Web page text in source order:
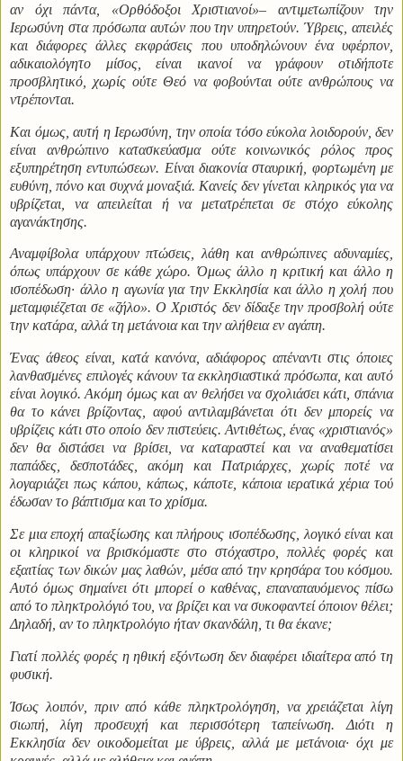
αν όχι πάντα, «Ορθόδοξοι Χριστιανοί»– αντιμετωπίζουν την
Ιερωσύνη στα πρόσωπα αυτών που την υπηρετούν. Ύβρεις, απειλές
και διάφορες άλλες εκφράσεις που υποδηλώνουν ένα υφέρπον,
αδικαιολόγητο μίσος, είναι ικανοί να γράφουν οτιδήποτε
προσβλητικό, χωρίς ούτε Θεό να φοβούνται ούτε ανθρώπους να
ντρέπονται.
Και όμως, αυτή η Ιερωσύνη, την οποία τόσο εύκολα λοιδορούν, δεν
είναι ανθρώπινο κατασκεύασμα ούτε κοινωνικός ρόλος προς
εξυπηρέτηση εντυπώσεων. Είναι διακονία σταυρική, φορτωμένη με
ευθύνη, πόνο και συχνά μοναξιά. Κανείς δεν γίνεται κληρικός για να
υβρίζεται, να απειλείται ή να μετατρέπεται σε στόχο εύκολης
αγανάκτησης.
Αναμφίβολα υπάρχουν πτώσεις, λάθη και ανθρώπινες αδυναμίες,
όπως υπάρχουν σε κάθε χώρο. Όμως άλλο η κριτική και άλλο η
ισοπέδωση· άλλο η αγωνία για την Εκκλησία και άλλο η χολή που
μεταμφιέζεται σε «ζήλο». Ο Χριστός δεν δίδαξε την προσβολή ούτε
την κατάρα, αλλά τη μετάνοια και την αλήθεια εν αγάπη.
Ένας άθεος είναι, κατά κανόνα, αδιάφορος απέναντι στις όποιες
λανθασμένες επιλογές κάνουν τα εκκλησιαστικά πρόσωπα, και αυτό
είναι λογικό. Ακόμη όμως και αν θελήσει να σχολιάσει κάτι, σπάνια
θα το κάνει βρίζοντας, αφού αντιλαμβάνεται ότι δεν μπορείς να
υβρίζεις κάτι στο οποίο δεν πιστεύεις. Αντιθέτως, ένας «χριστιανός»
δεν θα διστάσει να βρίσει, να καταραστεί και να αναθεματίσει
παπάδες, δεσποτάδες, ακόμη και Πατριάρχες, χωρίς ποτέ να
λογαριάζει πως κάπου, κάπως, κάποτε, κάποια ιερατικά χέρια τού
έδωσαν το βάπτισμα και το χρίσμα.
Σε μια εποχή απαξίωσης και πλήρους ισοπέδωσης, λογικό είναι και
οι κληρικοί να βρισκόμαστε στο στόχαστρο, πολλές φορές και
εξαιτίας των δικών μας λαθών, μέσα από την κρησάρα του κόσμου.
Αυτό όμως σημαίνει ότι μπορεί ο καθένας, επαναπαυόμενος πίσω
από το πληκτρολόγιό του, να βρίζει και να συκοφαντεί όποιον θέλει;
Δηλαδή, αν το πληκτρολόγιο ήταν σκανδάλη, τι θα έκανε;
Γιατί πολλές φορές η ηθική εξόντωση δεν διαφέρει ιδιαίτερα από τη
φυσική.
Ίσως λοιπόν, πριν από κάθε πληκτρολόγηση, να χρειάζεται λίγη
σιωπή, λίγη προσευχή και περισσότερη ταπείνωση. Διότι η
Εκκλησία δεν οικοδομείται με ύβρεις, αλλά με μετάνοια· όχι με